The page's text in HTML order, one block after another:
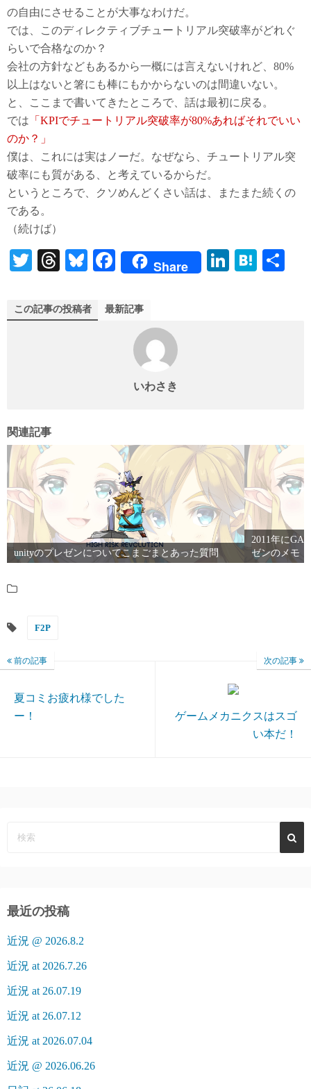
の自由にさせることが大事なわけだ。
では、このディレクティブチュートリアル突破率がどれぐ
らいで合格なのか？
会社の方針などもあるから一概には言えないけれど、80%
以上はないと箸にも棒にもかからないのは間違いない。
と、ここまで書いてきたところで、話は最初に戻る。
では 「KPIでチュートリアル突破率が80%あればそれでいい
のか？」
僕は、これには実はノーだ。なぜなら、チュートリアル突
破率にも質がある、と考えているからだ。
というところで、クソめんどくさい話は、またまた続くの
である。
（続けば）
T
tte
r
T
ea
ds
Bl
sk
y
Fa
bo
Share
Li
H
この記事の投稿者 最新記事
いわさき
関連記事
unityのプレゼンについてこまごまとあった質問
2011年に
ゼンのメモ
F2P
前の記事
夏コミお疲れ様でした
ー！
次の記事
ゲームメカニクスはスゴ
い本だ！
最近の投稿
近況 @ 2026.8.2
近況 at 2026.7.26
近況 at 26.07.19
近況 at 26.07.12
近況 at 2026.07.04
近況 @ 2026.06.26